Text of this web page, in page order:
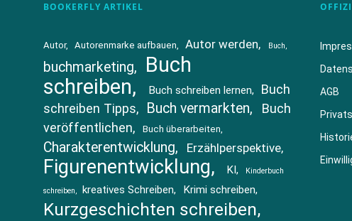
BOOKERFLY ARTIKEL
Autor Autorenmarke aufbauen Autor werden Buch
buchmarketing
Buch
schreiben
Buch schreiben lernen
Buch
schreiben Tipps
Buch vermarkten
Buch
veröffentlichen
Buch überarbeiten
Charakterentwicklung Erzählperspektive
Figurenentwicklung KI Kinderbuch
schreiben kreatives Schreiben Krimi schreiben
Kurzgeschichten schreiben
AGB